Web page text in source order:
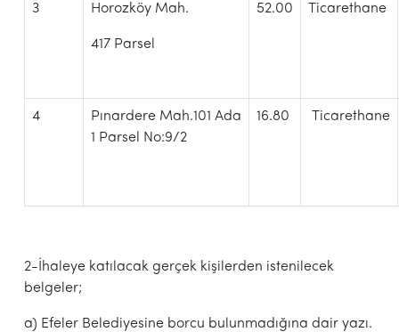
3 Horozköy Mah.
417 Parsel
52.00 Ticarethane
4
Pınardere Mah.101 Ada
1 Parsel No:9/2
16.80 Ticarethane
2-İhaleye katılacak gerçek kişilerden istenilecek
belgeler;
a) Efeler Belediyesine borcu bulunmadığına dair yazı.